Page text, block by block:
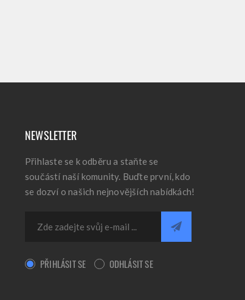
NEWSLETTER
Přihlaste se k odběru a staňte se
součástí naší komunity. Buďte první, kdo
se dozví o našich nejnovějších nabídkách!
PŘIHLÁSIT SE ODHLÁSIT SE